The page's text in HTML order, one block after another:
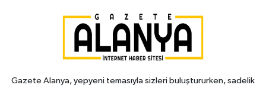
Gazete Alanya, yepyeni temasıyla sizleri buluştururken, sadelik